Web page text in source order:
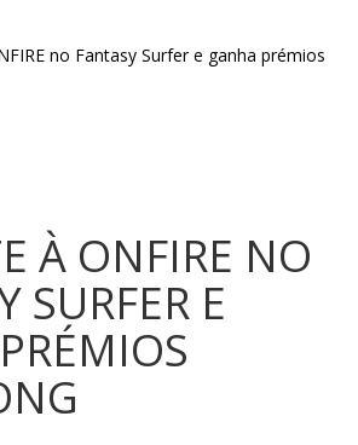
À ONFIRE NO
SURFER E